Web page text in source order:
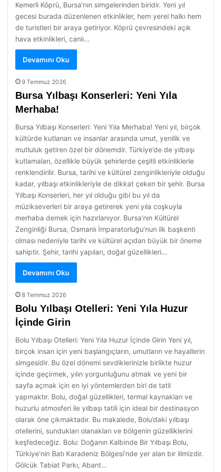
Kemerli Köprü, Bursa’nın simgelerinden biridir. Yeni yıl
gecesi burada düzenlenen etkinlikler, hem yerel halkı hem
de turistleri bir araya getiriyor. Köprü çevresindeki açık
hava etkinlikleri, canlı…
Devamını Oku
9 Temmuz 2026
Bursa Yılbaşı Konserleri: Yeni Yıla
Merhaba!
Bursa Yılbaşı Konserleri: Yeni Yıla Merhaba! Yeni yıl, birçok
kültürde kutlanan ve insanlar arasında umut, yenilik ve
mutluluk getiren özel bir dönemdir. Türkiye’de de yılbaşı
kutlamaları, özellikle büyük şehirlerde çeşitli etkinliklerle
renklendirilir. Bursa, tarihi ve kültürel zenginlikleriyle olduğu
kadar, yılbaşı etkinlikleriyle de dikkat çeken bir şehir. Bursa
Yılbaşı Konserleri, her yıl olduğu gibi bu yıl da
müzikseverleri bir araya getirerek yeni yıla coşkuyla
merhaba demek için hazırlanıyor. Bursa’nın Kültürel
Zenginliği Bursa, Osmanlı İmparatorluğu’nun ilk başkenti
olması nedeniyle tarihi ve kültürel açıdan büyük bir öneme
sahiptir. Şehir, tarihi yapıları, doğal güzellikleri…
Devamını Oku
8 Temmuz 2026
Bolu Yılbaşı Otelleri: Yeni Yıla Huzur
İçinde Girin
Bolu Yılbaşı Otelleri: Yeni Yıla Huzur İçinde Girin Yeni yıl,
birçok insan için yeni başlangıçların, umutların ve hayallerin
simgesidir. Bu özel dönemi sevdiklerinizle birlikte huzur
içinde geçirmek, yılın yorgunluğunu atmak ve yeni bir
sayfa açmak için en iyi yöntemlerden biri de tatil
yapmaktır. Bolu, doğal güzellikleri, termal kaynakları ve
huzurlu atmosferi ile yılbaşı tatili için ideal bir destinasyon
olarak öne çıkmaktadır. Bu makalede, Bolu’daki yılbaşı
otellerini, sundukları olanakları ve bölgenin güzelliklerini
keşfedeceğiz. Bolu: Doğanın Kalbinde Bir Yılbaşı Bolu,
Türkiye’nin Batı Karadeniz Bölgesi’nde yer alan bir ilimizdir.
Gölcük Tabiat Parkı, Abant…